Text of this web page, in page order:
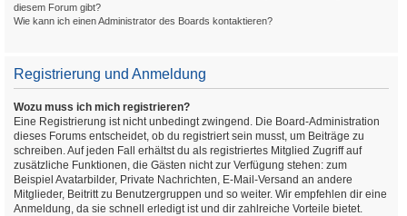
diesem Forum gibt?
Wie kann ich einen Administrator des Boards kontaktieren?
Registrierung und Anmeldung
Wozu muss ich mich registrieren?
Eine Registrierung ist nicht unbedingt zwingend. Die Board-Administration
dieses Forums entscheidet, ob du registriert sein musst, um Beiträge zu
schreiben. Auf jeden Fall erhältst du als registriertes Mitglied Zugriff auf
zusätzliche Funktionen, die Gästen nicht zur Verfügung stehen: zum
Beispiel Avatarbilder, Private Nachrichten, E-Mail-Versand an andere
Mitglieder, Beitritt zu Benutzergruppen und so weiter. Wir empfehlen dir eine
Anmeldung, da sie schnell erledigt ist und dir zahlreiche Vorteile bietet.